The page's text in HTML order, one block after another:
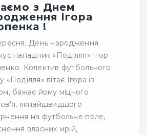
з Днем
Ігора
!
День народження
нападник «Поділля» Ігор
Колектив футбольного
«Поділля» вітає Ігора із
бажає йому міцного
якнайшвидшого
на футбольне поле,
власних мрій,